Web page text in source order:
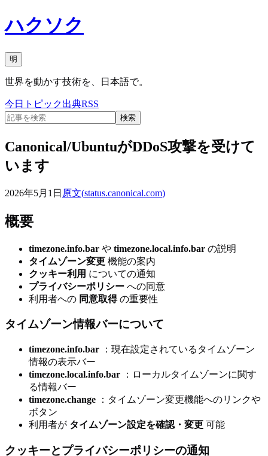
ハクソク
明
世界を動かす技術を、日本語で。
今日 トピック出典RSS
検索
Canonical/UbuntuがDDoS攻撃を受けて
います
2026年5月1日 原文(status.canonical.com)
概要
timezone.info.bar や timezone.local.info.bar の説明
タイムゾーン変更 機能の案内
クッキー利用 についての通知
プライバシーポリシー への同意
利用者への 同意取得の重要性
タイムゾーン情報バーについて
timezone.info.bar ：現在設定されているタイムゾーン
情報の表示バー
timezone.local.info.bar ：ローカルタイムゾーンに関す
る情報バー
timezone.change ：タイムゾーン変更機能へのリンクや
ボタン
利用者が タイムゾーン設定を確認・変更 可能
クッキーとプライバシーポリシーの通知